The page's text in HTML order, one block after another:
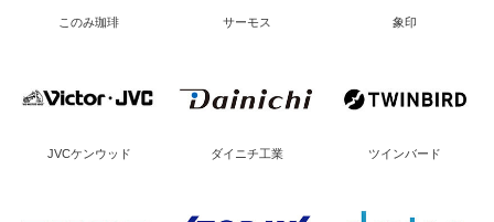
このみ珈琲 サーモス 象印
JVCケンウッド ダイニチ工業 ツインバード